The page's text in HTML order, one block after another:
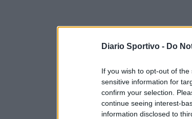
Diario Sportivo - Do
If you wish to opt-out of
sensitive information for
confirm your selection.
continue seeing interest-
information disclosed to